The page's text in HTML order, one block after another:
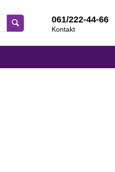
061/222-44-66
Kontakt